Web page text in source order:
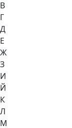
В
Г
Д
Е
Ж
З
И
Й
К
Л
М